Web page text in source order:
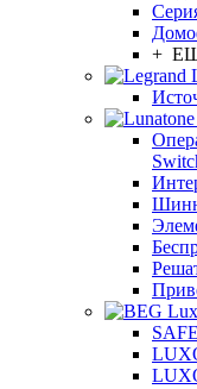
+